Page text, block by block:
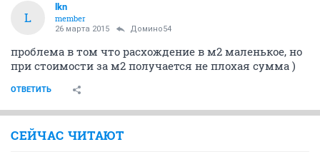
L
lkn
member
26 марта 2015 Домино54
проблема в том что расхождение в м2 маленькое, но
при стоимости за м2 получается не плохая сумма )
ОТВЕТИТЬ
СЕЙЧАС ЧИТАЮТ